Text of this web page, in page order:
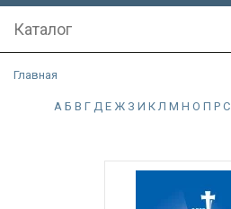
Каталог
Главная
А Б В Г Д Е Ж З И К Л М Н О П Р С